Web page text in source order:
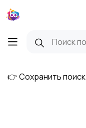
👉 Сохранить поиск